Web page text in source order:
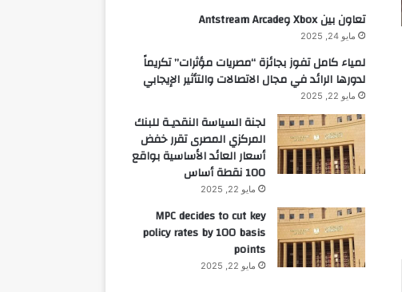
تعاون بين Xbox وAntstream Arcade
مايو 24, 2025
لمياء كامل تفوز بجائزة “مصريات مؤثرات” تكريماً
لدورها الرائد في مجال الاتصالات والتأثير الإيجابي
مايو 22, 2025
لجنة السياسة النقديـة للبنك
المركزي المصرى تقرر خفض
أسعار العائد الأساسية بواقع
100 نقطة أساس
مايو 22, 2025
MPC decides to cut key
policy rates by 100 basis
points
مايو 22, 2025